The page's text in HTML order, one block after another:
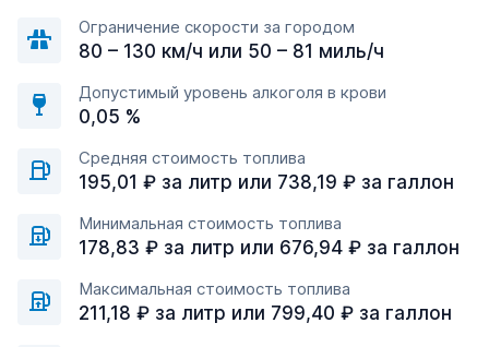
Ограничение скорости за городом
80 – 130 км/ч или 50 – 81 миль/ч
Допустимый уровень алкоголя в крови
0,05 %
Средняя стоимость топлива
195,01 ₽ за литр или 738,19 ₽ за галлон
Минимальная стоимость топлива
178,83 ₽ за литр или 676,94 ₽ за галлон
Максимальная стоимость топлива
211,18 ₽ за литр или 799,40 ₽ за галлон